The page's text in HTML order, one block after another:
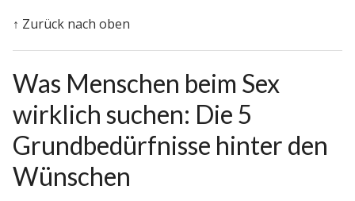
↑ Zurück nach oben
Was Menschen beim Sex
wirklich suchen: Die 5
Grundbedürfnisse hinter den
Wünschen